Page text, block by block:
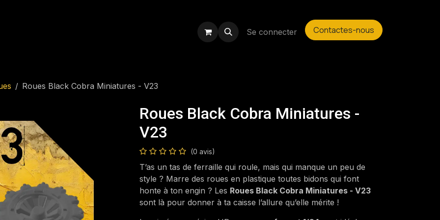
Se connecter Contactes-nous
Roues Black Cobra Miniatures - V23
Roues Black Cobra Miniatures -
V23
(0 avis)
T’as un tas de ferraille qui roule, mais qui manque un peu de
style ? Marre des roues en plastique toutes bidons qui font
honte à ton engin ? Les Roues Black Cobra Miniatures - V23
sont là pour donner à ta caisse l’allure qu’elle mérite !